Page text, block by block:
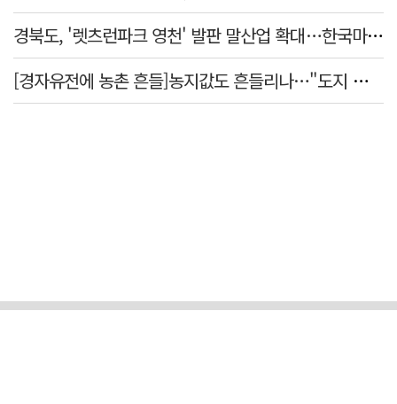
경북도, '렛츠런파크 영천' 발판 말산업 확대…한국마사회 유치도 총력
[경자유전에 농촌 흔들]농지값도 흔들리나…"도지 막히면 헐값 매물 나올 수도"